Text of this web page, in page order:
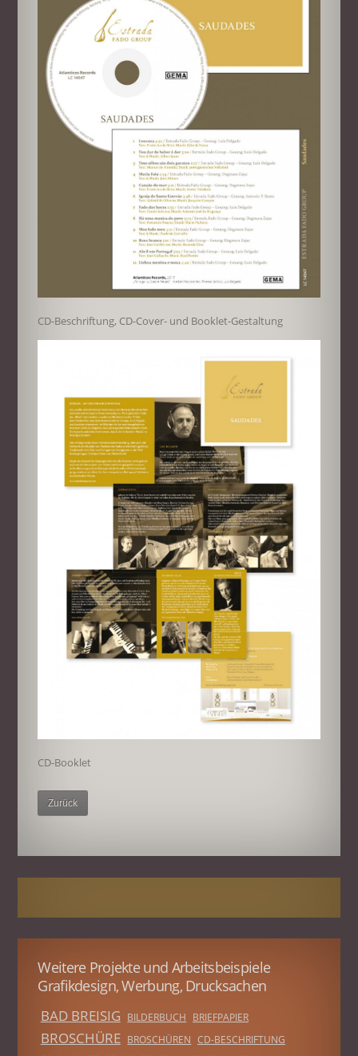
CD-Beschriftung, CD-Cover- und Booklet-Gestaltung
CD-Booklet
Zurück
Weitere Projekte und Arbeitsbeispiele
Grafikdesign, Werbung, Drucksachen
BAD BREISIG BILDERBUCH BRIEFPAPIER
BROSCHÜRE BROSCHÜREN CD-BESCHRIFTUNG